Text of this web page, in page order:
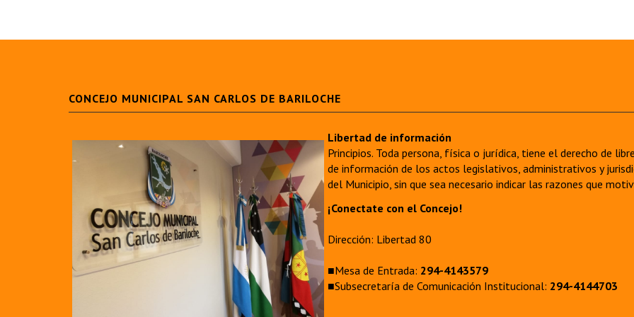
CONCEJO MUNICIPAL SAN CARLOS DE BARILOCHE
Libertad de información
Principios. Toda persona, física o jurídica, tiene el derecho de
de información de los actos legislativos, administrativos y
del Municipio, sin que sea necesario indicar las razones que
¡Conectate con el Concejo!
Dirección: Libertad 80
■Mesa de Entrada: 294-4143579
■Subsecretaría de Comunicación Institucional: 294-4144703